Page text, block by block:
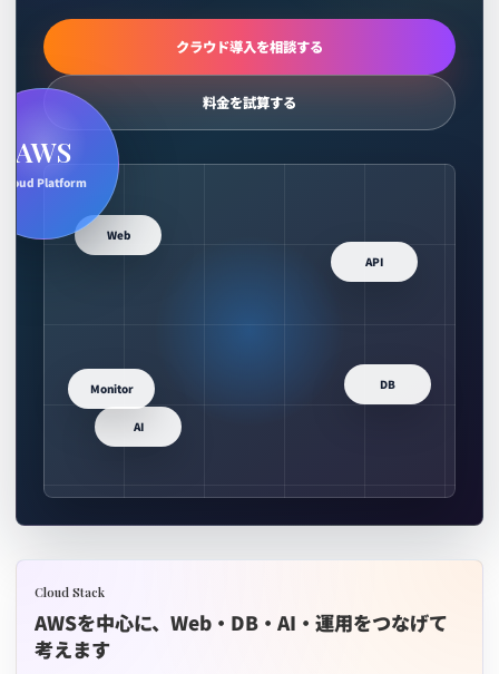
クラウド導入を相談する
料金を試算する
Web
API
DB
AI
Monitor
AWS
Cloud Platform
Cloud Stack
AWSを中心に、Web・DB・AI・運用をつなげて
考えます